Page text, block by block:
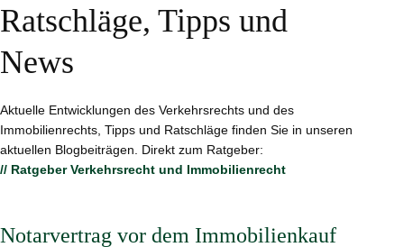
Ratschläge, Tipps und
News
Aktuelle Entwicklungen des Verkehrsrechts und des
Immobilienrechts, Tipps und Ratschläge finden Sie in unseren
aktuellen Blogbeiträgen. Direkt zum Ratgeber:
// Ratgeber Verkehrsrecht und Immobilienrecht
Notarvertrag vor dem Immobilienkauf